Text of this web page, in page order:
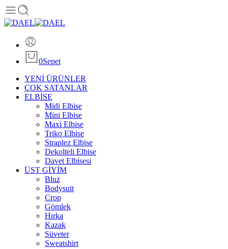
0Sepet
YENİ ÜRÜNLER
ÇOK SATANLAR
ELBİSE
Midi Elbise
Mini Elbise
Maxi Elbise
Triko Elbise
Straplez Elbise
Dekolteli Elbise
Davet Elbisesi
ÜST GİYİM
Bluz
Bodysuit
Crop
Gömlek
Hırka
Kazak
Süveter
Sweatshirt